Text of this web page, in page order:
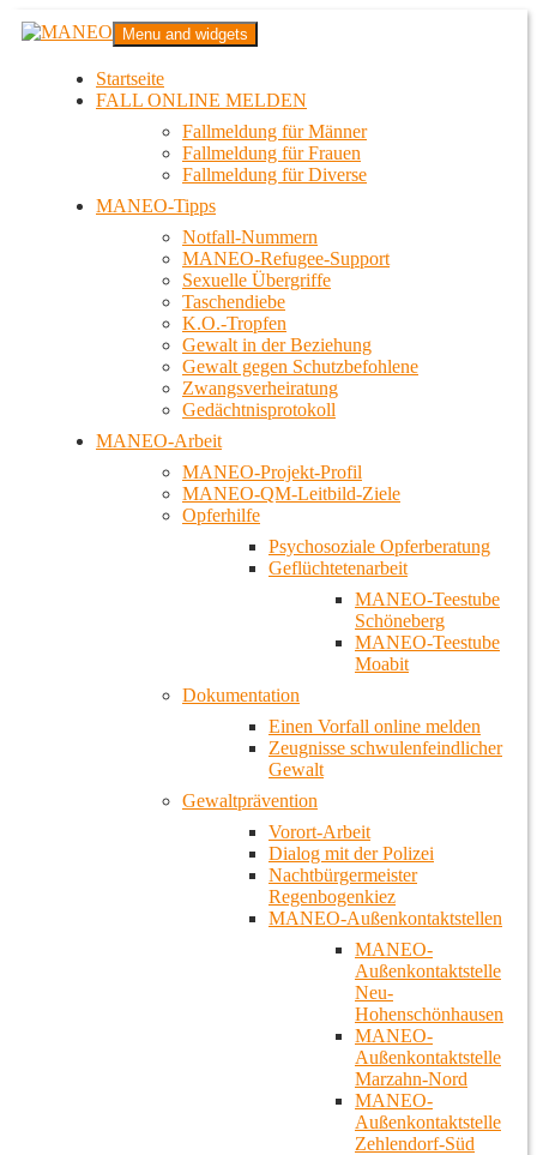
Zum
InhaltMANEO
Das schwule Anti-Gewalt-Projekt in Berlin
Menu and widgets
Startseite
FALL ONLINE MELDEN
Fallmeldung für Männer
Fallmeldung für Frauen
Fallmeldung für Diverse
MANEO-Tipps
Notfall-Nummern
MANEO-Refugee-Support
Sexuelle Übergriffe
Taschendiebe
K.O.-Tropfen
Gewalt in der Beziehung
Gewalt gegen Schutzbefohlene
Zwangsverheiratung
Gedächtnisprotokoll
MANEO-Arbeit
MANEO-Projekt-Profil
MANEO-QM-Leitbild-Ziele
Opferhilfe
Psychosoziale Opferberatung
Geflüchtetenarbeit
MANEO-Teestube
Schöneberg
MANEO-Teestube
Moabit
Dokumentation
Einen Vorfall online melden
Zeugnisse schwulenfeindlicher
Gewalt
Gewaltprävention
Vorort-Arbeit
Dialog mit der Polizei
Nachtbürgermeister
Regenbogenkiez
MANEO-Außenkontaktstellen
MANEO-
Außenkontaktstelle
Neu-
Hohenschönhausen
MANEO-
Außenkontaktstelle
Marzahn-Nord
MANEO-
Außenkontaktstelle
Zehlendorf-Süd